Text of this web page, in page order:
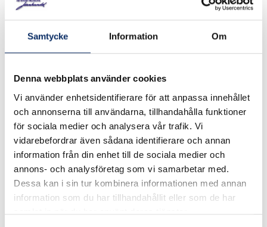
Samtycke Information Om
Denna webbplats använder cookies
Vi använder enhetsidentifierare för att anpassa innehållet
och annonserna till användarna, tillhandahålla funktioner
för sociala medier och analysera vår trafik. Vi
vidarebefordrar även sådana identifierare och annan
information från din enhet till de sociala medier och
annons- och analysföretag som vi samarbetar med.
Dessa kan i sin tur kombinera informationen med annan
information som du har tillhandahållit eller som de har
samlat in när du har använt deras tjänster.
Maskinskruv M5 Kullrigt
huvud MRX
exkl. moms: 8kr
Maskinskruv M6 Kullrigt
huvud MRX
10kr
exkl. moms: 8kr